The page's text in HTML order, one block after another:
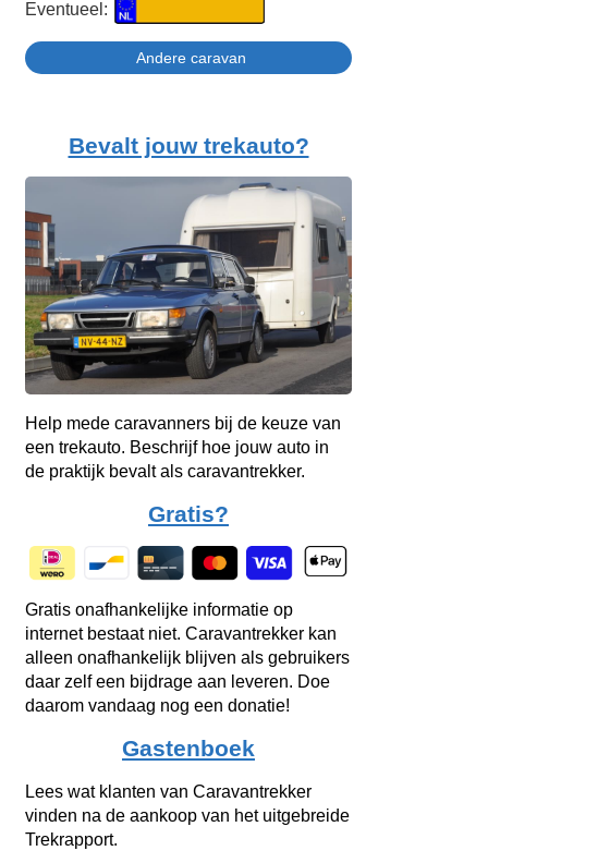
Eventueel:
Bevalt jouw trekauto?
Help mede caravanners bij de keuze van
een trekauto. Beschrijf hoe jouw auto in
de praktijk bevalt als caravantrekker.
Gratis?
Gratis onafhankelijke informatie op
internet bestaat niet. Caravantrekker kan
alleen onafhankelijk blijven als gebruikers
daar zelf een bijdrage aan leveren. Doe
daarom vandaag nog een donatie!
Gastenboek
Lees wat klanten van Caravantrekker
vinden na de aankoop van het uitgebreide
Trekrapport.